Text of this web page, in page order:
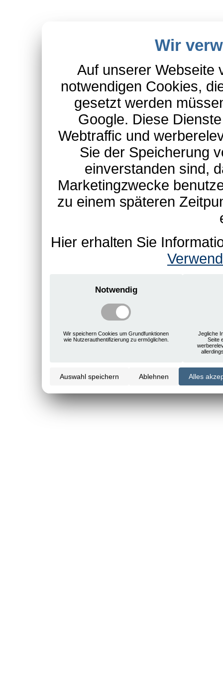
Wir
Auf unserer Webseite
notwendigen Cookies,
gesetzt werden
Google. Diese
Webtraffic und
Sie der Speicherung
einverstanden sind,
Marketingzwecke
zu einem späteren
Hier erhalten Sie
Notwendig
Wir speichern Cookies um Grundfunktionen
wie Nutzerauthentifizierung zu ermöglichen.
Jegliche
Seite
Auswahl speichern Ablehnen Alles